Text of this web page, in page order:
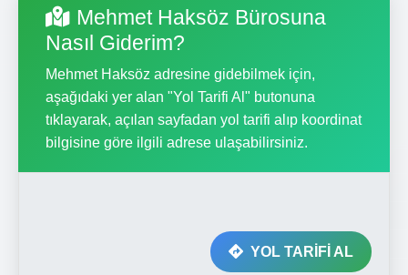
Mehmet Haksöz Bürosuna
Nasıl Giderim?
Mehmet Haksöz adresine gidebilmek için,
aşağıdaki yer alan "Yol Tarifi Al" butonuna
tıklayarak, açılan sayfadan yol tarifi alıp koordinat
bilgisine göre ilgili adrese ulaşabilirsiniz.
YOL TARİFİ AL